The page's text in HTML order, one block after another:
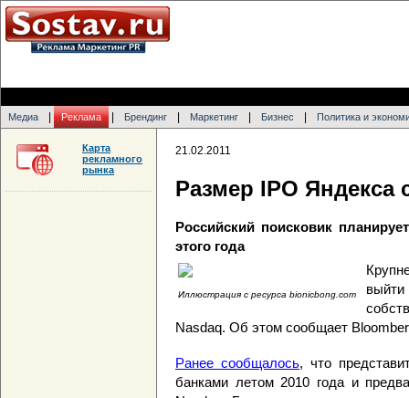
Медиа Реклама Брендинг Маркетинг Бизнес Политика и
21.02.2011
Размер IPO Яндекса
Российский поисковик
этого года
Иллюстрация с ресурса bionicbong.com
Nasdaq. Об этом сообщает
Ранее сообщалось, что
банками летом 2010 года и
Карта
рекламного
рынка